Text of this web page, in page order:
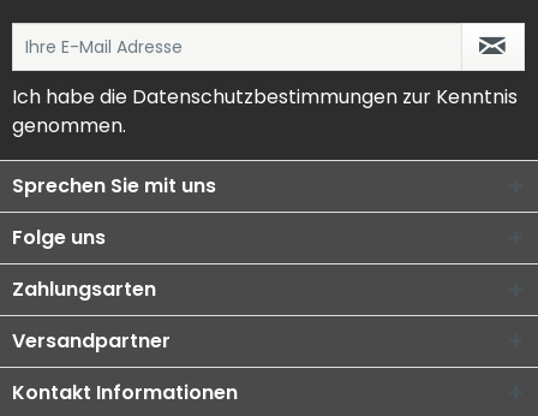
Ich habe die Datenschutzbestimmungen zur Kenntnis
genommen.
Sprechen Sie mit uns
Folge uns
Zahlungsarten
Versandpartner
Kontakt Informationen